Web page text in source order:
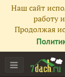
Наш сайт
работу
Продолжая